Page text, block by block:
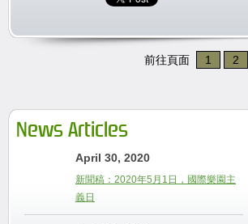
前往頁面 1 2
News Articles
April 30, 2020
新聞稿：2020年5月1日，國際樂園主
義日